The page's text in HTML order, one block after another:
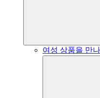
여성 상품을 만